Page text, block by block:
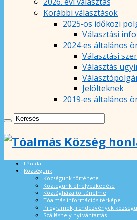
Korábbi választások
2025-ös időközi
Választási
2024-es általános
Választási
Választás
Jelölteknek
2019-es általános
Főoldal
Községünk
Községünk története
Községünk elhelyezkedése
Községháza történelme
Tóalmás információs térképe
Programok, rendezvények
Szálláshely nyilvántartás